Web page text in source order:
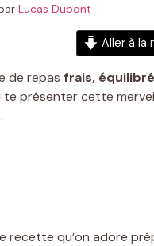
Lucas Dupont
Aller à la
de repas frais,
présenter cette
recette qu’on adore